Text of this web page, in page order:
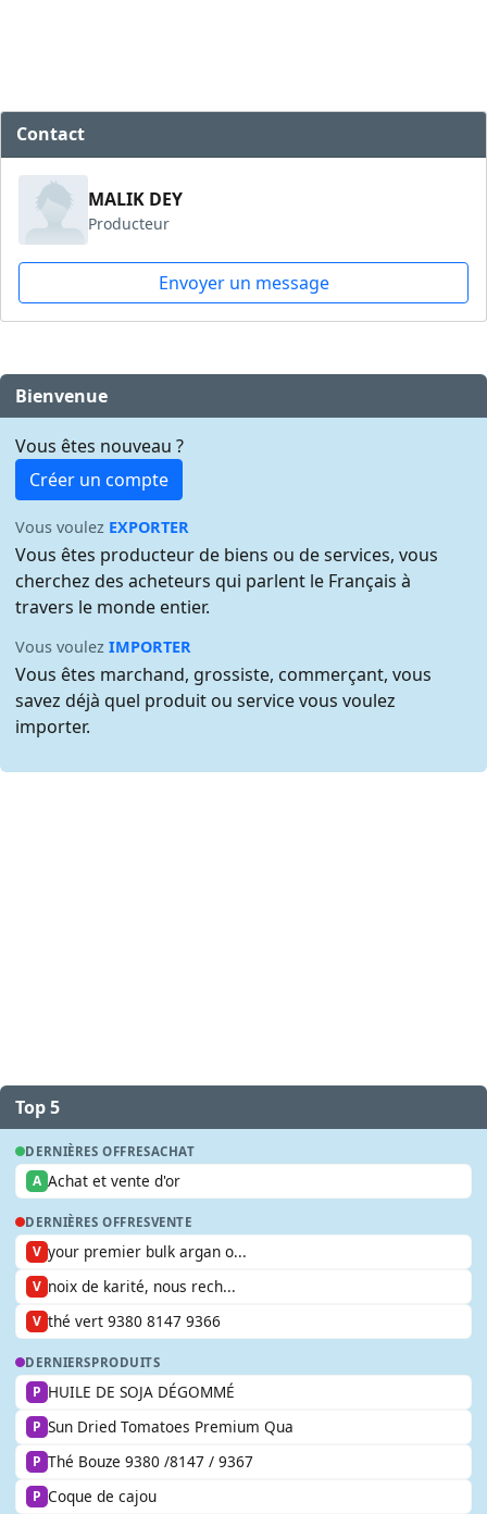
Contact
MALIK DEY
Producteur
Envoyer un message
Bienvenue
Vous êtes nouveau ?
Créer un compte
Vous voulez EXPORTER
Vous êtes producteur de biens ou de services, vous
cherchez des acheteurs qui parlent le Français à
travers le monde entier.
Vous voulezIMPORTER
Vous êtes marchand, grossiste, commerçant, vous
savez déjà quel produit ou service vous voulez
importer.
Top 5
DERNIÈRES OFFRESACHAT
A Achat et vente d'or
DERNIÈRES OFFRESVENTE
V your premier bulk argan o...
V noix de karité, nous rech...
V thé vert 9380 8147 9366
DERNIERSPRODUITS
P HUILE DE SOJA DÉGOMMÉ
P Sun Dried Tomatoes Premium Qua
P Thé Bouze 9380 /8147 / 9367
P Coque de cajou